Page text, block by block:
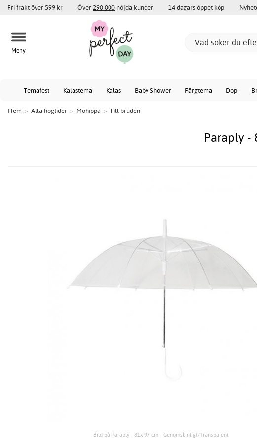
Fri frakt över 599 kr Över 290 000 nöjda kunder 14 dagars öppet köp
Meny
Temafest Kalastema Kalas Baby Shower Färgtema Dop
Hem > Alla högtider > Möhippa > Till bruden
Paraply -
Bild på Paraply - 81x 97 cm - Genomskinligt/Transparent